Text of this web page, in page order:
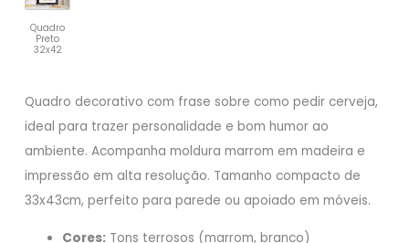
Quadro
Preto
32x42
Quadro decorativo com frase sobre como pedir cerveja,
ideal para trazer personalidade e bom humor ao
ambiente. Acompanha moldura marrom em madeira e
impressão em alta resolução. Tamanho compacto de
33x43cm, perfeito para parede ou apoiado em móveis.
Cores: Tons terrosos (marrom, branco)